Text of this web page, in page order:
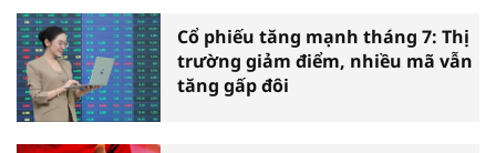
Cổ phiếu tăng mạnh tháng 7: Thị
trường giảm điểm, nhiều mã vẫn
tăng gấp đôi